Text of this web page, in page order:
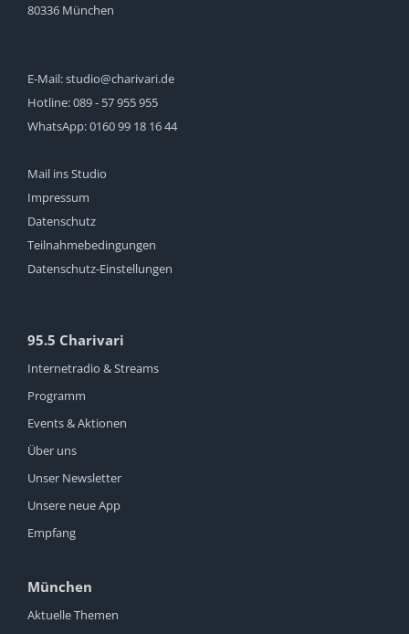
80336 München
E-Mail:studio@charivari.de
Hotline:089 - 57 955 955
WhatsApp:0160 99 18 16 44
Mail ins Studio
Impressum
Datenschutz
Teilnahmebedingungen
Datenschutz-Einstellungen
95.5 Charivari
Internetradio & Streams
Programm
Events & Aktionen
Über uns
Unser Newsletter
Unsere neue App
Empfang
München
Aktuelle Themen